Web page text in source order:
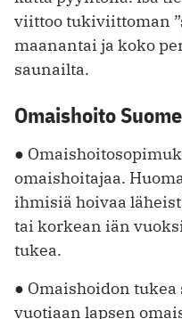
viittoo tukiviittoman
maanantai ja koko
saunailta.
Omaishoito
●
omaishoitajaa.
ihmisiä hoivaa
tai korkean iän
tukea.
● Omaishoidon
vuotiaan lapsen